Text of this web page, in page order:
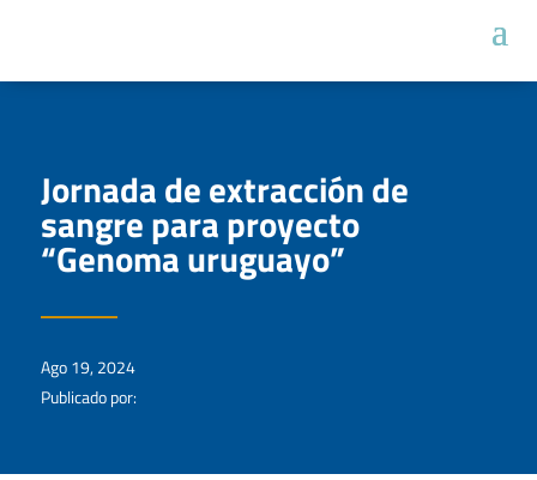
Jornada de extracción de
sangre para proyecto
“Genoma uruguayo”
Ago 19, 2024
Publicado por: